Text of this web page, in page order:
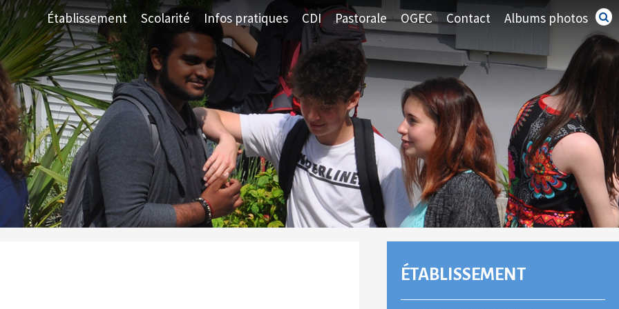
Établissement Scolarité Infos pratiques CDI Pastorale OGEC Contact Albums photos
NAVIGATION
ÉTABLISSEMENT